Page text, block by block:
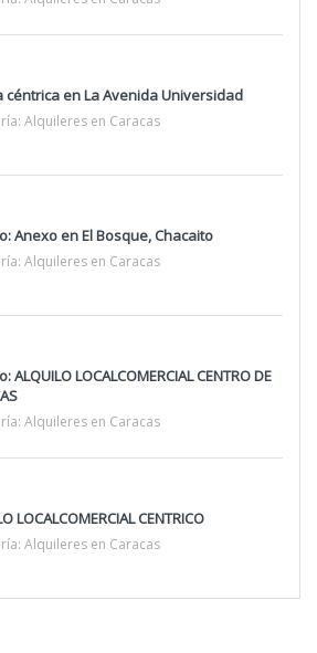
céntrica en La Avenida Universidad
Alquileres en Caracas
Anexo en El Bosque, Chacaito
Alquileres en Caracas
ALQUILO LOCALCOMERCIAL CENTRO DE
Alquileres en Caracas
LOCALCOMERCIAL CENTRICO
Alquileres en Caracas